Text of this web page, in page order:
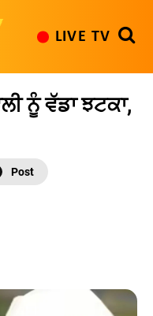
LIVE TV
ਨੂੰ ਵੱਡਾ ਝਟਕਾ,